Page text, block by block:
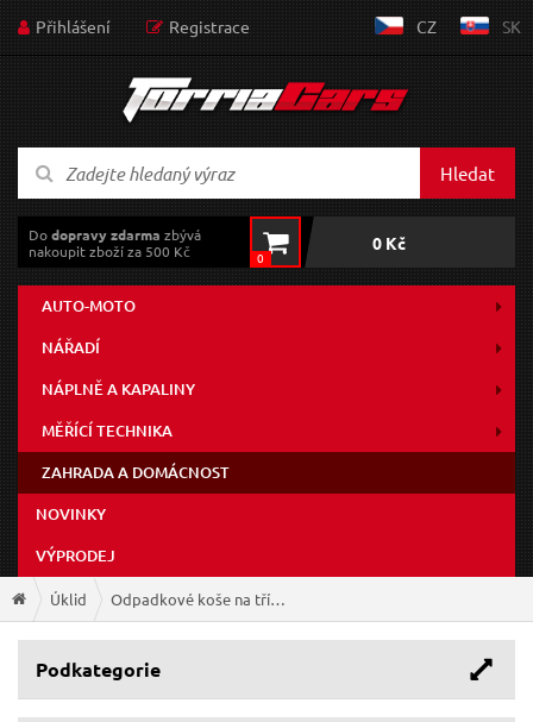
Přihlášení Registrace CZ SK
Hledat
Dodopravy zdarma zbývá
nakoupit zboží za 500 Kč
0
0 Kč
AUTO-MOTO
NÁŘADÍ
NÁPLNĚ A KAPALINY
MĚŘÍCÍ TECHNIKA
ZAHRADA A DOMÁCNOST
NOVINKY
VÝPRODEJ
Úklid Odpadkové koše na tříděný odpad
Podkategorie